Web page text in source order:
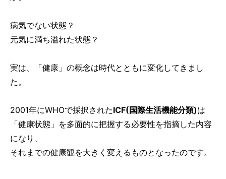
病気でない状態？
元気に満ち溢れた状態？
実は、「健康」の概念は時代とともに変化してきまし
た。
2001年にWHOで採択されたICF(国際生活機能分類)は
「健康状態」を多面的に把握する必要性を指摘した内容
になり、
それまでの健康観を大きく変えるものとなったのです。